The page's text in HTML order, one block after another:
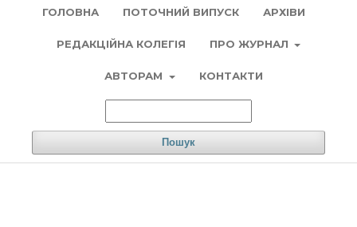
ГОЛОВНА ПОТОЧНИЙ ВИПУСК АРХІВИ
РЕДАКЦІЙНА КОЛЕГІЯ ПРО ЖУРНАЛ
АВТОРАМ КОНТАКТИ
Пошук